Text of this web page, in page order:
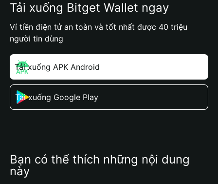
Tải xuống Bitget Wallet ngay
Ví tiền điện tử an toàn và tốt nhất được 40 triệu
người tin dùng
Tải xuống APK Android
Tải xuống Google Play
Bạn có thể thích những nội dung
này